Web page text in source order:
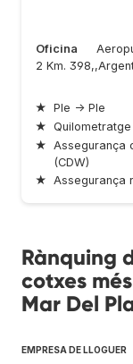
Oficina
2 Km.
★ Ple → Ple
★ Quilometratge
★ Assegurança
(CDW)
★ Assegurança
Rànquing
cotxes
Mar Del
EMPRESA DE LLOGUER